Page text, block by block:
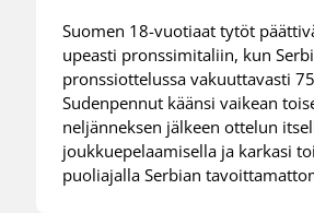
Suomen 18-vuotiaat tytöt
upeasti pronssimitaliin, kun
pronssiottelussa vakuuttavasti
Sudenpennut käänsi vaikean
neljänneksen jälkeen ottelun
joukkuepelaamisella ja karkasi
puoliajalla Serbian